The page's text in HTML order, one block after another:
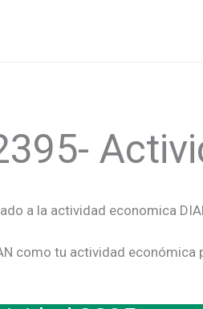
a la actividad economica
como tu actividad económica